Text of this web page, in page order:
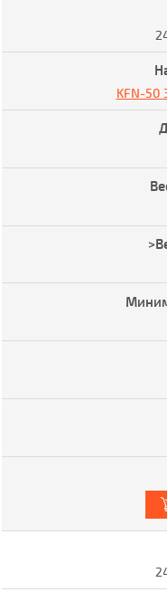
KFN-50